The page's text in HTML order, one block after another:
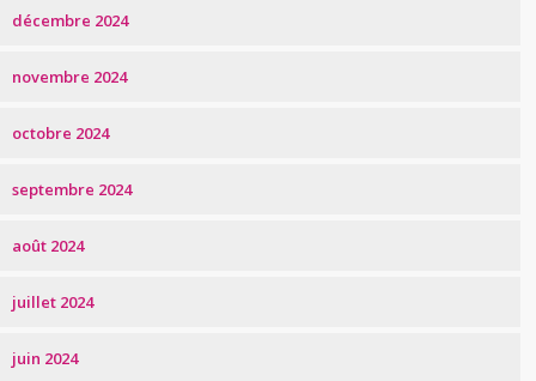
décembre 2024
novembre 2024
octobre 2024
septembre 2024
août 2024
juillet 2024
juin 2024